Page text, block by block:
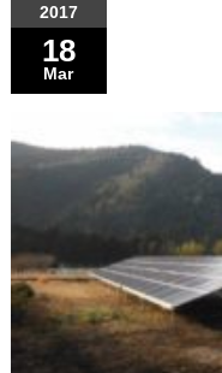
2017
18
Mar